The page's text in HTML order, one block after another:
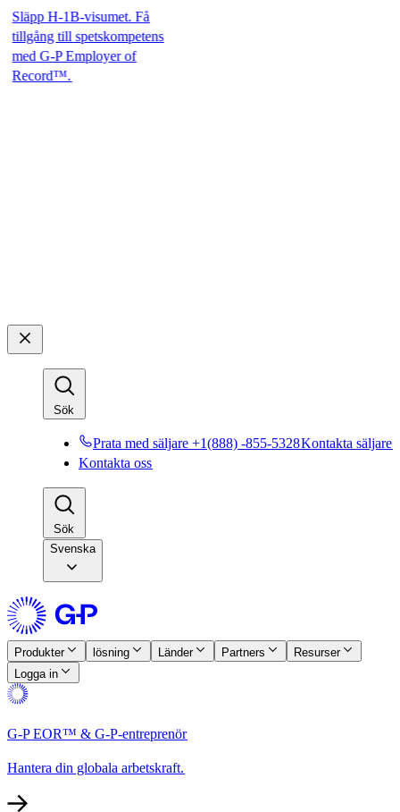
H-1B-visumet. Få
till spetskompetens
G-P Employer of
Sök​​
Prata med säljare +1(888) -855-5328​​Kontakta säljare​​
Kontakta oss​​
Sök​​
Svenska
Produkter​​ lösning​​ Länder​​ Partners​​
Resurser​​
Logga in​​
G-P EOR™ & G-P-entreprenör​​
Hantera din globala arbetskraft.​​